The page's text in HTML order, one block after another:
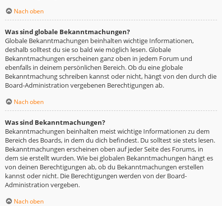
Nach oben
Was sind globale Bekanntmachungen?
Globale Bekanntmachungen beinhalten wichtige Informationen,
deshalb solltest du sie so bald wie möglich lesen. Globale
Bekanntmachungen erscheinen ganz oben in jedem Forum und
ebenfalls in deinem persönlichen Bereich. Ob du eine globale
Bekanntmachung schreiben kannst oder nicht, hängt von den durch die
Board-Administration vergebenen Berechtigungen ab.
Nach oben
Was sind Bekanntmachungen?
Bekanntmachungen beinhalten meist wichtige Informationen zu dem
Bereich des Boards, in dem du dich befindest. Du solltest sie stets lesen.
Bekanntmachungen erscheinen oben auf jeder Seite des Forums, in
dem sie erstellt wurden. Wie bei globalen Bekanntmachungen hängt es
von deinen Berechtigungen ab, ob du Bekanntmachungen erstellen
kannst oder nicht. Die Berechtigungen werden von der Board-
Administration vergeben.
Nach oben